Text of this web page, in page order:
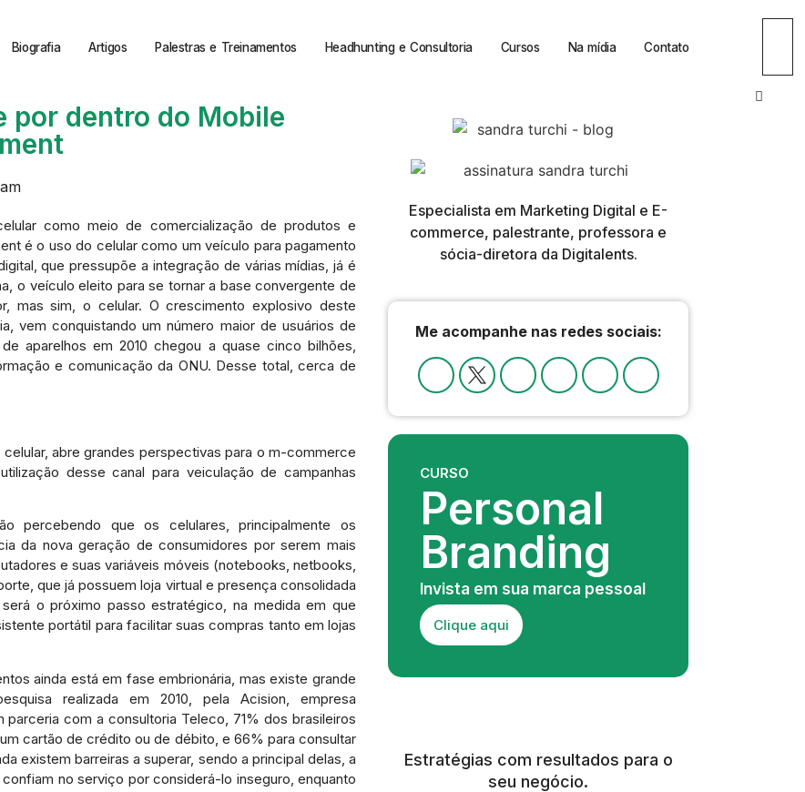
Biografia Artigos Palestras e Treinamentos Headhunting e Consultoria Cursos Na mídia Contato
por dentro do Mobile
como meio de comercialização de produtos e
é o uso do celular como um veículo para pagamento
que pressupõe a integração de várias mídias, já é
o veículo eleito para se tornar a base convergente de
mas sim, o celular. O crescimento explosivo deste
vem conquistando um número maior de usuários de
aparelhos em 2010 chegou a quase cinco bilhões,
e comunicação da ONU. Desse total, cerca de
abre grandes perspectivas para o m-commerce
desse canal para veiculação de campanhas
percebendo que os celulares, principalmente os
da nova geração de consumidores por serem mais
e suas variáveis móveis (notebooks, netbooks,
que já possuem loja virtual e presença consolidada
o próximo passo estratégico, na medida em que
portátil para facilitar suas compras tanto em lojas
ainda está em fase embrionária, mas existe grande
realizada em 2010, pela Acision, empresa
com a consultoria Teleco, 71% dos brasileiros
cartão de crédito ou de débito, e 66% para consultar
existem barreiras a superar, sendo a principal delas, a
no serviço por considerá-lo inseguro, enquanto
Especialista em Marketing Digital e E-
commerce, palestrante, professora e
sócia-diretora da Digitalents.
Me acompanhe nas redes sociais:
CURSO
Personal
Branding
Invista em sua marca pessoal
Clique aqui
Estratégias com resultados para o
seu negócio.